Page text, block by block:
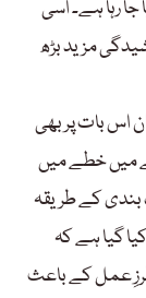
جا رہا ہے۔ اسی
مزید بڑھ
اس بات پر بھی
میں خطے میں
بندی کے طریقہ
گیا ہے کہ
عمل کے باعث